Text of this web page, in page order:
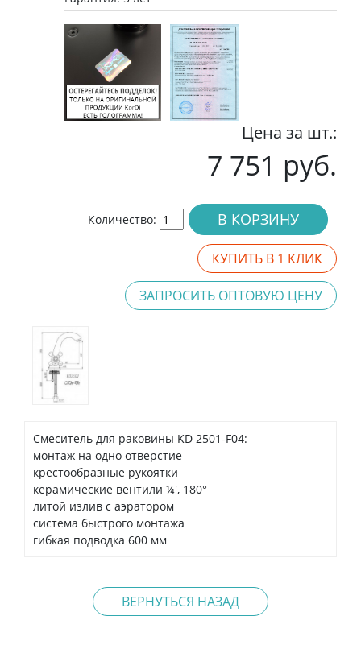
Цена за шт.:
7 751 руб.
Количество: В КОРЗИНУ
КУПИТЬ В 1 КЛИК
ЗАПРОСИТЬ ОПТОВУЮ ЦЕНУ
Смеситель для раковины KD 2501-F04:
монтаж на одно отверстие
крестообразные рукоятки
керамические вентили ¼', 180°
литой излив с аэратором
система быстрого монтажа
гибкая подводка 600 мм
ВЕРНУТЬСЯ НАЗАД